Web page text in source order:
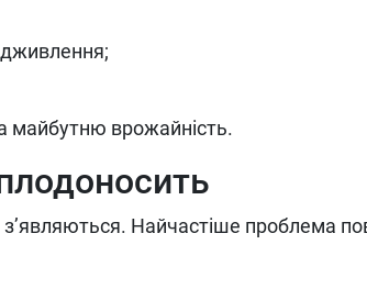
майбутню врожайність.
Найчастіше проблема